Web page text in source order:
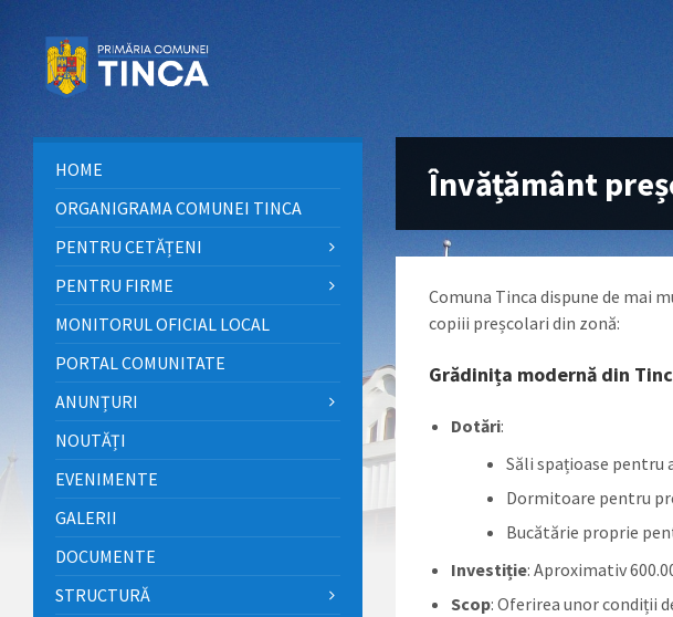
conținut
laterală
stângă
subsol
Învățământ
Comuna Tinca dispune de mai
copiii preșcolari din zonă:
Grădinița modernă din
Dotări:
Săli spațioase pentru
Dormitoare pentru
Bucătărie proprie
Investiție: Aproximativ
Scop: Oferirea unor condiții
HOME
ORGANIGRAMA COMUNEI TINCA
PENTRU CETĂȚENI
PENTRU FIRME
MONITORUL OFICIAL LOCAL
PORTAL COMUNITATE
ANUNȚURI
NOUTĂȚI
EVENIMENTE
GALERII
DOCUMENTE
STRUCTURĂ